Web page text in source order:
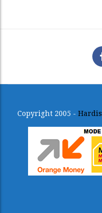
Copyright 2005 - Hardis